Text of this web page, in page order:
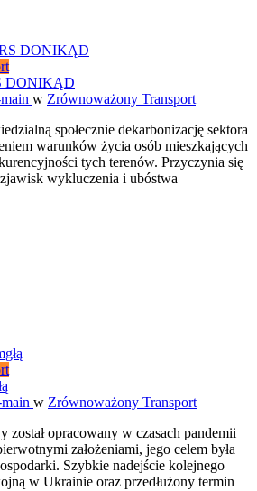
DONIKĄD
w Zrównoważony Transport
społecznie dekarbonizację sektora
warunków życia osób mieszkających
tych terenów. Przyczynia się
wykluczenia i ubóstwa
w Zrównoważony Transport
opracowany w czasach pandemii
założeniami, jego celem była
Szybkie nadejście kolejnego
w Ukrainie oraz przedłużony termin